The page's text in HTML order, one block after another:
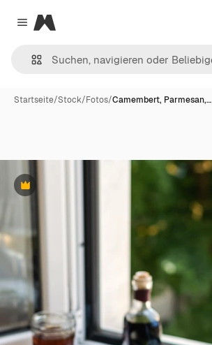
Close menu
Magnific
Startseite/Stock/Fotos/Camembert, Parmesan,…
Premium